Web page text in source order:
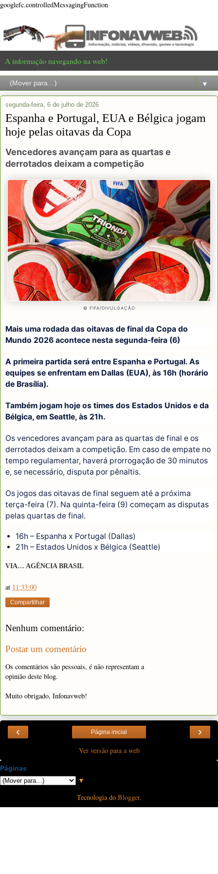
googlefc.controlledMessagingFunction
A informação navegando na web!
▼
segunda-feira, 6 de julho de 2026
Espanha e Portugal, EUA e Bélgica jogam
hoje pelas oitavas da Copa
Vencedores avançam para as quartas e
derrotados deixam a competição
© FIFA/DIVULGAÇÃO
Mais uma rodada das oitavas de final da Copa do
Mundo 2026 acontece nesta segunda-feira (6)
A primeira partida será entre Espanha e Portugal. As
equipes se enfrentam em Dallas (EUA), às 16h (horário
de Brasília).
Também jogam hoje os times dos Estados Unidos e da
Bélgica, em Seattle, às 21h.
Os vencedores avançam para as quartas de final e os
derrotados deixam a competição. Em caso de empate no
tempo regulamentar, haverá prorrogação de 30 minutos
e, se necessário, disputa por pênaltis.
Os jogos das oitavas de final seguem até a próxima
terça-feira (7). Na quinta-feira (9) começam as disputas
pelas quartas de final.
16h – Espanha x Portugal (Dallas)
21h – Estados Unidos x Bélgica (Seattle)
VIA… AGÊNCIA BRASIL
at 11:33:00
Compartilhar
Nenhum comentário:
Postar um comentário
Os comentários são pessoais, é não representam a
opinião deste blog.
Muito obrigado, Infonavweb!
‹ ›
Página inicial
Ver versão para a web
Páginas
▼
Tecnologia do Blogger.